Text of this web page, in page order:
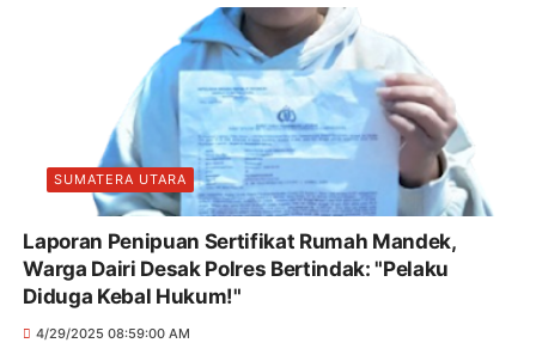
SUMATERA UTARA
Laporan Penipuan Sertifikat Rumah Mandek,
Warga Dairi Desak Polres Bertindak: "Pelaku
Diduga Kebal Hukum!"
4/29/2025 08:59:00 AM